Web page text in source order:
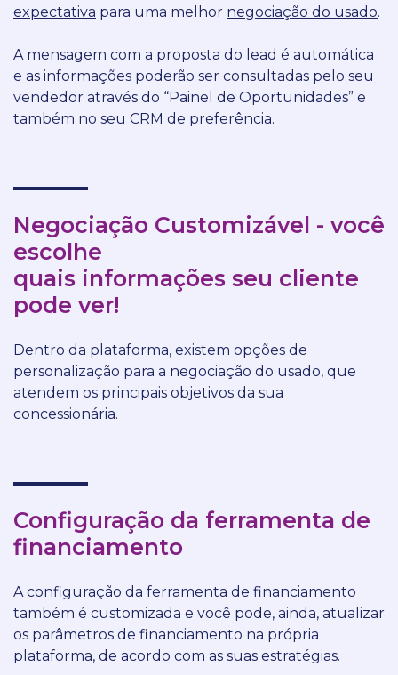
expectativa para uma melhor negociação do usado.
A mensagem com a proposta do lead é automática
e as informações poderão ser consultadas pelo seu
vendedor através do “Painel de Oportunidades” e
também no seu CRM de preferência.
Negociação Customizável - você
escolhe
quais informações seu cliente
pode ver!
Dentro da plataforma, existem opções de
personalização para a negociação do usado, que
atendem os principais objetivos da sua
concessionária.
Configuração da ferramenta de
financiamento
A configuração da ferramenta de financiamento
também é customizada e você pode, ainda, atualizar
os parâmetros de financiamento na própria
plataforma, de acordo com as suas estratégias.